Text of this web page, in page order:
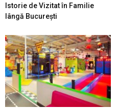
Istorie de Vizitat în Familie
lângă București